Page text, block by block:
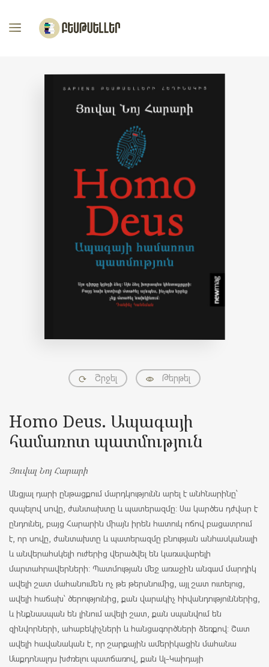
Շրջել Թերթել
Homo Deus. Ապագայի
համառոտ պատմություն
Յուվալ Նոյ Հարարի
Անցյալ դարի ընթացքում մարդկությունն արել է անհնարինը՝
զսպելով սովը, ժանտախտը և պատերազմը: Սա կարծես դժվար է
ընդունել, բայց Հարարին միայն իրեն հատուկ ոճով բացատրում
է, որ սովը, ժանտախտը և պատերազմը բնության անհասկանալի
և անվերահսկելի ուժերից վերածվել են կառավարելի
մարտահրավերների: Պատմության մեջ առաջին անգամ մարդիկ
ավելի շատ մահանումեն ոչ թե թերսնումից, այլ շատ ուտելուց,
ավելի հաճախ՝ ծերությունից, քան վարակիչ հիվանդություններից,
և ինքնասպան են լինում ավելի շատ, քան սպանվում են
զինվորների, ահաբեկիչների և հանցագործների ձեռքով: Շատ
ավելի հավանական է, որ շարքային ամերիկացին մահանա
Մաքդոնալդս խժռելու պատճառով, քան Ալ-Կաիդայի